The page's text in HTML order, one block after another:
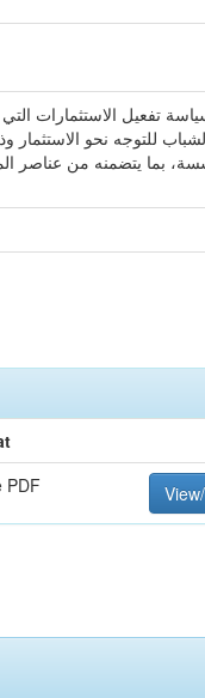
تفعيل الاستثمارات
للتوجه نحو
بما يتضمنه من عناصر
PDF